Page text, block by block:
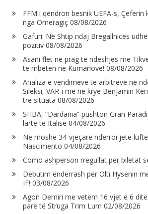
FFM i qëndron besnik UEFA-s,
nga Omeragiç 08/08/2026
Gafuri: Në Shtip ndaj Bregallnicës
pozitiv 08/08/2026
Asani flet në prag të ndeshjes me
të mbeten në Kumanovë! 08/08/2026
Analiza e vendimeve të arbitrëve në
Sileksi, VAR-i me në krye Benjamin
tre situata 08/08/2026
SHBA, “Dardania” pushton Gran
lartë të Italisë 04/08/2026
Në moshë 34-vjeçare ndërroi jetë
Nascimento 04/08/2026
Como ashpërson rregullat për biletat
Debutim ëndërrash për Olti Hysenin
IF! 03/08/2026
Agon Demiri me vetëm 16 vjet e 6
parë të Struga Trim Lum 02/08/2026